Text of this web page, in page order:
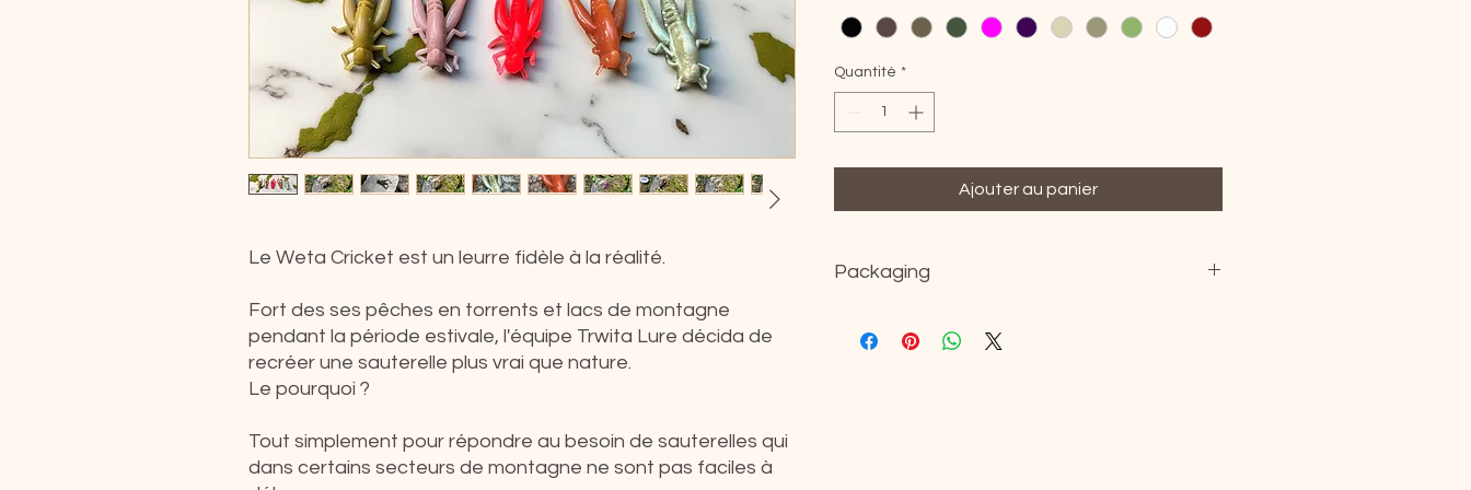
Le Weta Cricket est un leurre fidèle à la réalité.
Fort des ses pêches en torrents et lacs de montagne
pendant la période estivale, l'équipe Trwita Lure décida de
recréer une sauterelle plus vrai que nature.
Le pourquoi ?
Tout simplement pour répondre au besoin de sauterelles qui
dans certains secteurs de montagne ne sont pas faciles à
Quantité *
Ajouter au panier
Packaging